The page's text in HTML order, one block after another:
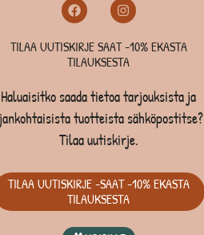
TILAA UUTISKIRJE SAAT -10% EKASTA
TILAUKSESTA
Haluaisitko saada tietoa tarjouksista ja
tuotteista sähköpostitse?
Tilaa uutiskirje.
TILAA UUTISKIRJE -SAAT -10% EKASTA
TILAUKSESTA